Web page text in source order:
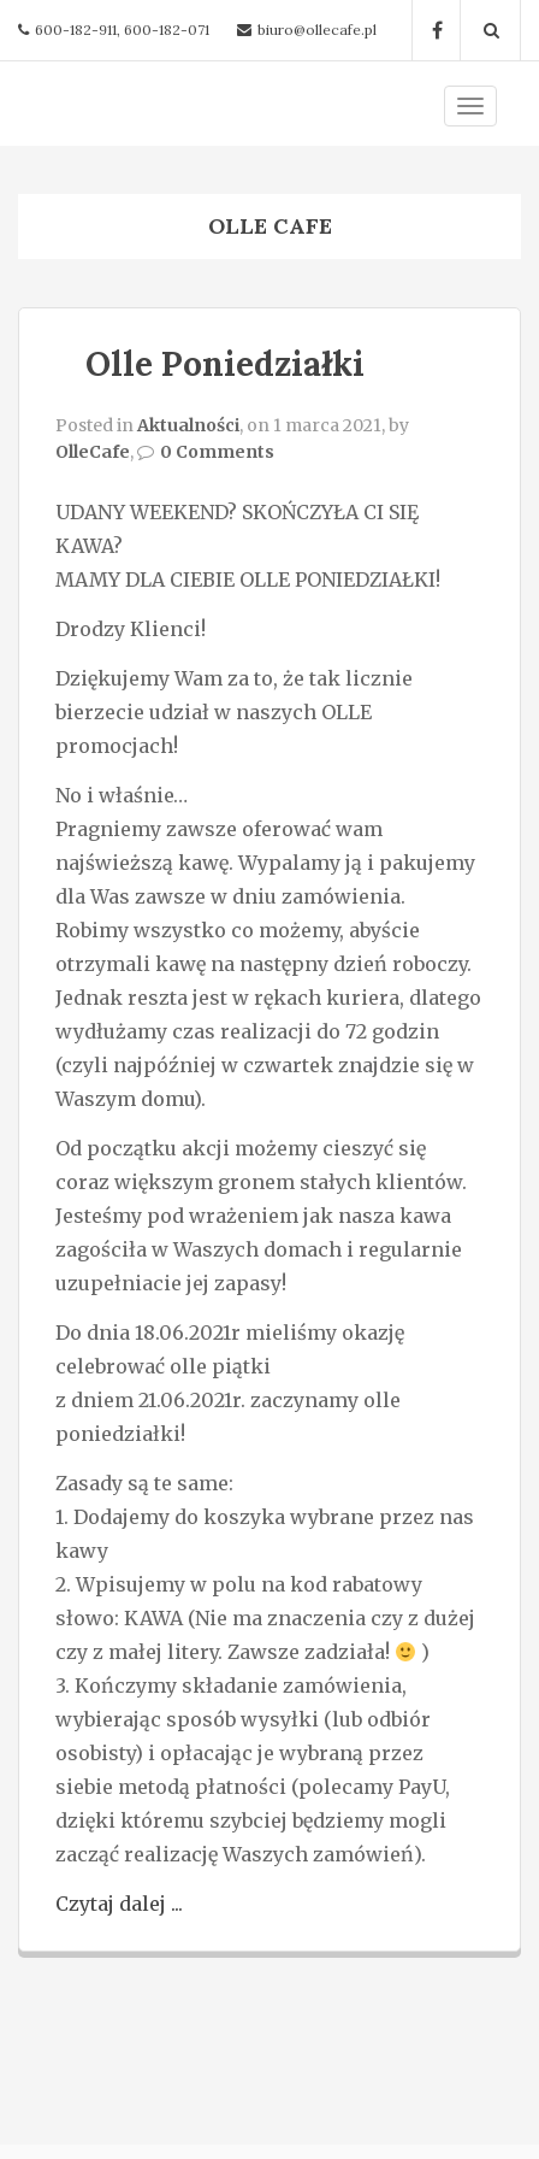
600-182-911, 600-182-071 biuro@ollecafe.pl
T
OLLE CAFE
Olle Poniedziałki
Posted inAktualności, on 1 marca 2021, by
OlleCafe, 0 Comments
UDANY WEEKEND? SKOŃCZYŁA CI SIĘ
KAWA?
MAMY DLA CIEBIE OLLE PONIEDZIAŁKI!
Drodzy Klienci!
Dziękujemy Wam za to, że tak licznie
bierzecie udział w naszych OLLE
promocjach!
No i właśnie…
Pragniemy zawsze oferować wam
najświeższą kawę. Wypalamy ją i pakujemy
dla Was zawsze w dniu zamówienia.
Robimy wszystko co możemy, abyście
otrzymali kawę na następny dzień roboczy.
Jednak reszta jest w rękach kuriera, dlatego
wydłużamy czas realizacji do 72 godzin
(czyli najpóźniej w czwartek znajdzie się w
Waszym domu).
Od początku akcji możemy cieszyć się
coraz większym gronem stałych klientów.
Jesteśmy pod wrażeniem jak nasza kawa
zagościła w Waszych domach i regularnie
uzupełniacie jej zapasy!
Do dnia 18.06.2021r mieliśmy okazję
celebrować olle piątki
z dniem 21.06.2021r. zaczynamy olle
poniedziałki!
Zasady są te same:
1. Dodajemy do koszyka wybrane przez nas
kawy
2. Wpisujemy w polu na kod rabatowy
słowo: KAWA (Nie ma znaczenia czy z dużej
czy z małej litery. Zawsze zadziała!
)
3. Kończymy składanie zamówienia,
wybierając sposób wysyłki (lub odbiór
osobisty) i opłacając je wybraną przez
siebie metodą płatności (polecamy PayU,
dzięki któremu szybciej będziemy mogli
zacząć realizację Waszych zamówień).
Czytaj dalej ...